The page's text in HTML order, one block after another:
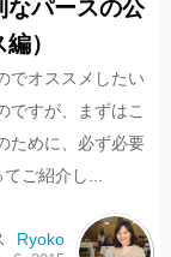
パースの公
）
でオススメしたい
ですが、まずはこ
ために、必ず必要
ご紹介し...
Ryoko